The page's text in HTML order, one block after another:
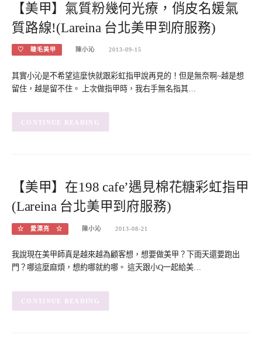
【美甲】氣質粉幾何光療，俏皮名媛氣
質路線!(Lareina 台北美甲到府服務)
♡ 睫毛美甲 陳小沁 2013-09-15
其實小沁是不希望這麼快就跟彩虹指甲說再見的！但是無奈啊~越是想
留住，越是留不住。 上次做指甲時，我右手無名指其…
CONTINUE READING
【美甲】在198 cafe’遇見棉花糖彩虹指甲
(Lareina 台北美甲到府服務)
☆ 愛漂亮 ☆ 陳小沁 2013-08-21
我說現在美甲師真是越來越為顧客想，想要做美甲？下雨天還要跑出
門？哪這麼麻煩，想約哪就約哪。 這天跟小Q一起給美…
CONTINUE READING